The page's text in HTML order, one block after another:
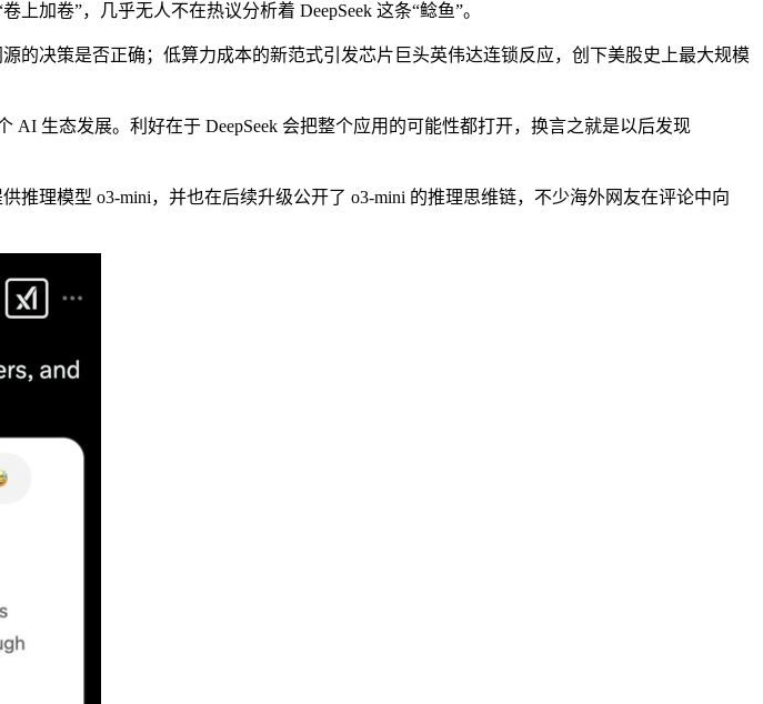
加卷”，几乎无人不在热议分析着 DeepSeek 这条“鲶鱼”。
决策是否正确；低算力成本的新范式引发芯片巨头英伟达连锁反应，创下美股史上最大规模
生态发展。利好在于 DeepSeek 会把整个应用的可能性都打开，换言之就是以后发现
理模型 o3-mini，并也在后续升级公开了 o3-mini 的推理思维链，不少海外网友在评论中向